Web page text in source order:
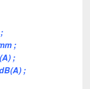
;
;
;